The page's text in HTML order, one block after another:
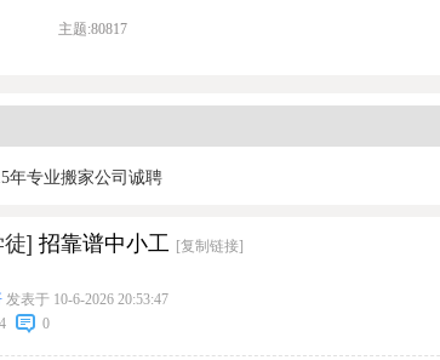
主题:80817
年专业搬家公司诚聘
] 招靠谱中小工 [复制链接]
发表于 10-6-2026 20:53:47
0